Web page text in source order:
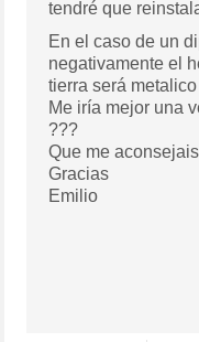
tendré que
En el caso de un
negativamente el
tierra será
Me iría mejor una
???
Que me
Gracias
Emilio